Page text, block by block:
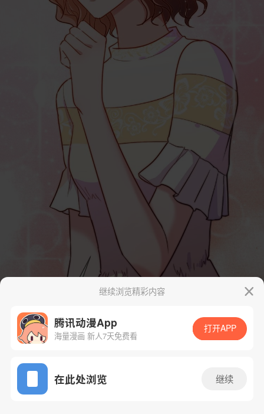
App免费看
继续浏览精彩内容
腾讯动漫App
海量漫画 新人7天免费看
打开APP
在此处浏览 继续